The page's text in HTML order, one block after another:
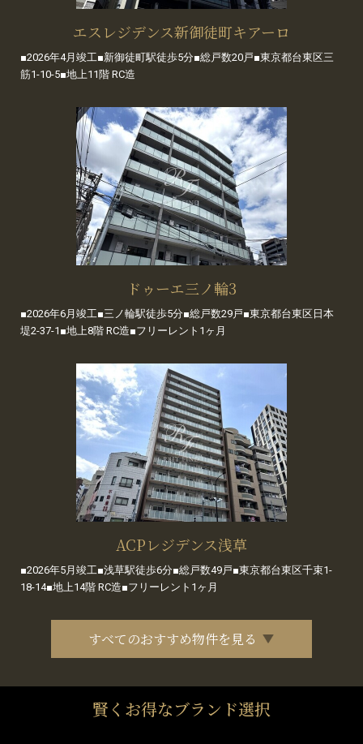
エスレジデンス新御徒町キアーロ
■2026年4月竣工■新御徒町駅徒歩5分■総戸数20戸■東京都台東区三
筋1-10-5■地上11階 RC造
ドゥーエ三ノ輪3
■2026年6月竣工■三ノ輪駅徒歩5分■総戸数29戸■東京都台東区日本
堤2-37-1■地上8階 RC造■フリーレント1ヶ月
ACPレジデンス浅草
■2026年5月竣工■浅草駅徒歩6分■総戸数49戸■東京都台東区千束1-
18-14■地上14階 RC造■フリーレント1ヶ月
すべてのおすすめ物件を見る
賢くお得なブランド選択